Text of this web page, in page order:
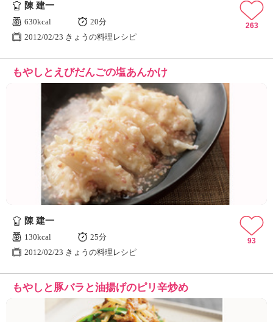
陳 建一
630kcal
20分
2012/02/23 きょうの料理レシピ
263
もやしとえびだんごの塩あんかけ
陳 建一
130kcal
25分
2012/02/23 きょうの料理レシピ
93
もやしと豚バラと油揚げのピリ辛炒め